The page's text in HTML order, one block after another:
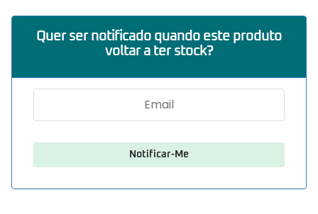
Quer ser notificado quando este produto
voltar a ter stock?